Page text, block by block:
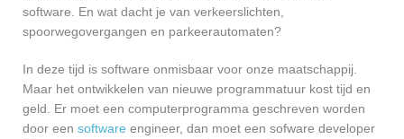
software. En wat dacht je van verkeerslichten,
spoorwegovergangen en parkeerautomaten?
In deze tijd is software onmisbaar voor onze maatschappij.
Maar het ontwikkelen van nieuwe programmatuur kost tijd en
geld. Er moet een computerprogramma geschreven worden
door een software engineer, dan moet een sofware developer